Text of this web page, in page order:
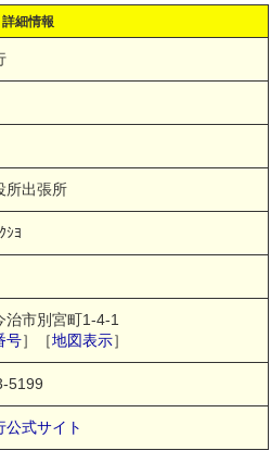
詳細情報
所出張所
ｼﾖ
治市別宮町1-4-1
号］［地図表示］
5199
公式サイト